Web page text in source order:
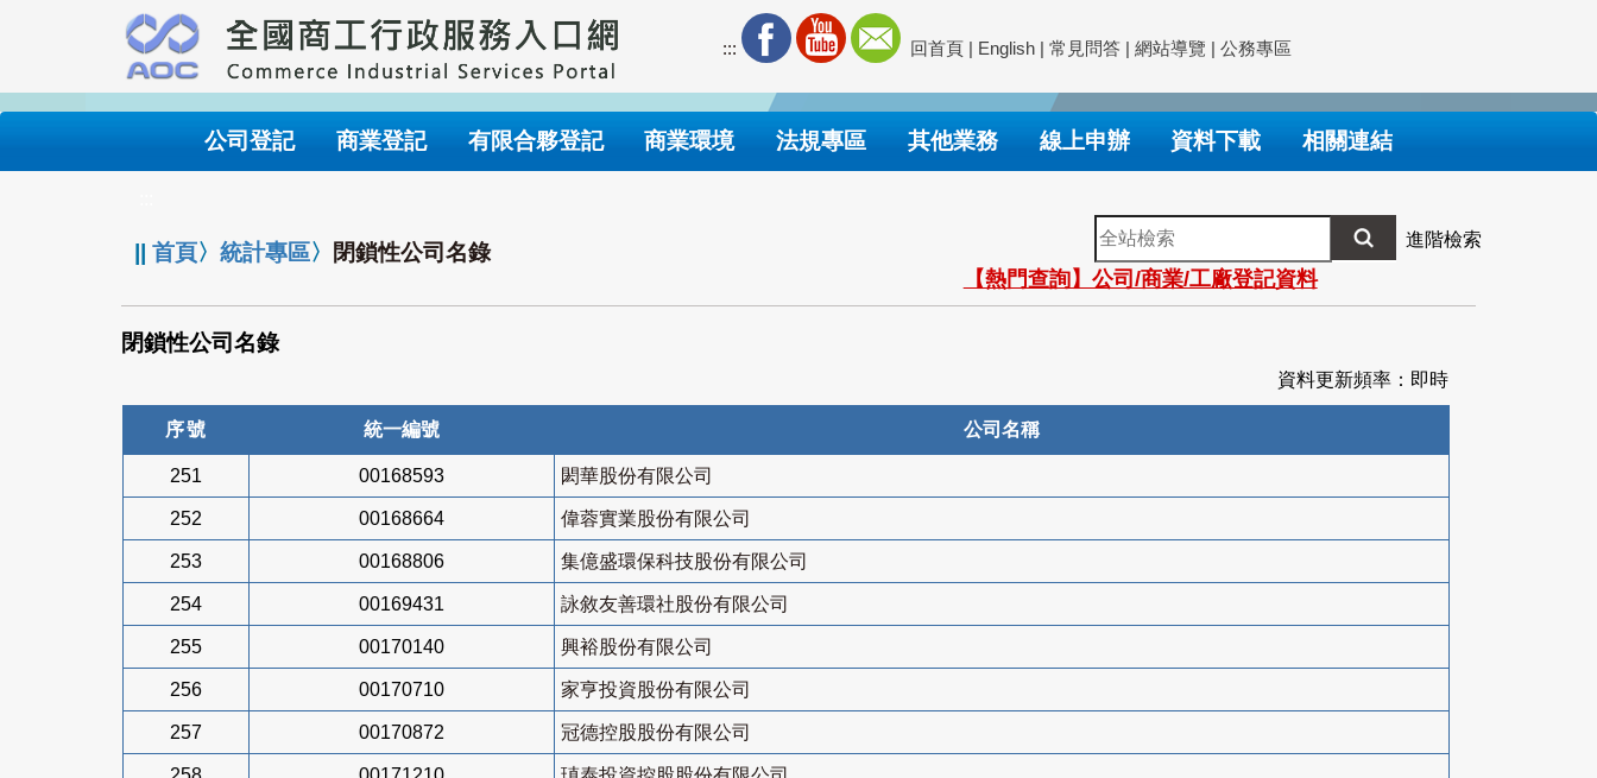
要
內
::: 回首頁 | English | 常見問答 | 網站導覽 | 公務專區
公司登記 商業登記 有限合夥登記 商業環境 法規專區 其他業務 線上申辦 資料下載 相關連結
||首頁〉統計專區〉 閉鎖性公司名錄
全
站
檢
索
進階檢索
【熱門查詢】公司/商業/工廠登記資料
閉鎖性公司名錄
資料更新頻率：即時
序號 統一編號 公司名稱
251 00168593 閎華股份有限公司
252 00168664 偉蓉實業股份有限公司
253 00168806 集億盛環保科技股份有限公司
254 00169431 詠敘友善環社股份有限公司
255 00170140 興裕股份有限公司
256 00170710 家亨投資股份有限公司
257 00170872 冠德控股股份有限公司